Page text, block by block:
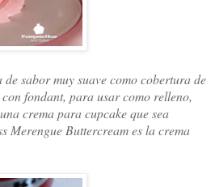
de sabor muy suave como cobertura de
fondant, para usar como relleno,
crema para cupcake que sea
Merengue Buttercream es la crema